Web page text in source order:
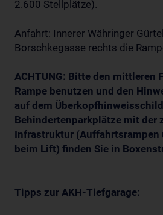
2.600 Stellplätze).
Anfahrt: Innerer Währinger
Borschkegasse rechts die
ACHTUNG: Bitte den mittleren
Rampe benutzen und den
auf dem
Behindertenparkplätze mit der
Infrastruktur (Auffahrtsrampen
beim Lift) finden Sie in
Tipps zur AKH-Tiefgarage: